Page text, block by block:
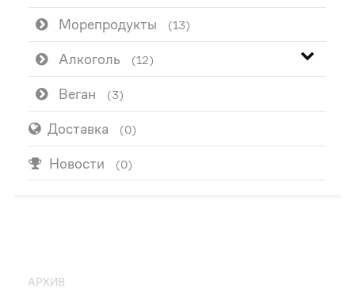
Морепродукты (13)
Алкоголь (12)
Веган (3)
Доставка (0)
Новости (0)
АРХИВ